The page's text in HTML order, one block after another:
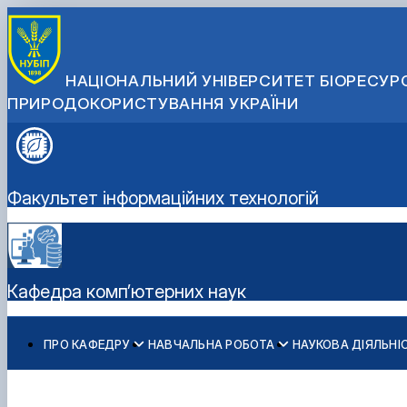
НАЦІОНАЛЬНИЙ УНІВЕРСИТЕТ
ПРИРОДОКОРИСТУВАННЯ УКРАЇНИ
Факультет інформаційних технологій
Кафедра комп’ютерних наук
ПРО КАФЕДРУ
Про кафедру
НАВЧАЛЬНА РОБОТА
Документи кафедри
НАУКОВА
Наукова діяльність
Абітурієнту
Спеціальності